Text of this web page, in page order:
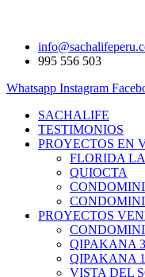
995 556 503
Whatsapp Instagram
SACHALIFE
TESTIMONIOS
PROYECTOS EN
FLORIDA
QUIOCTA
PROYECTOS
QIPAKANA 3
QIPAKANA
VISTA DEL